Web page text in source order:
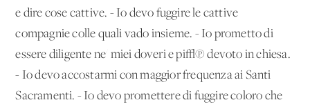
e dire cose cattive. - Io devo fuggire le cattive
compagnie colle quali vado insieme. - Io prometto di
essere diligente ne' miei doveri e pi√π devoto in chiesa.
- Io devo accostarmi con maggior frequenza ai Santi
Sacramenti. - Io devo promettere di fuggire coloro che